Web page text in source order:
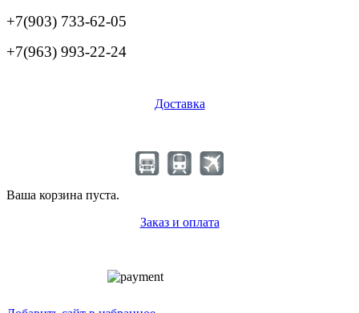
+7(903) 733-62-05
+7(963) 993-22-24
Доставка
Ваша корзина пуста.
Заказ и оплата